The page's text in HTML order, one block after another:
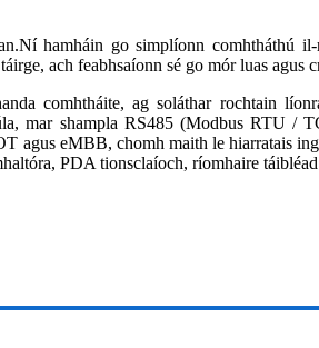
hamháin go simplíonn comhtháthú
ach feabhsaíonn sé go mór luas agus
comhtháite, ag soláthar rochtain
mar shampla RS485 (Modbus
agus eMBB, chomh maith le hiarratais
PDA tionsclaíoch, ríomhaire